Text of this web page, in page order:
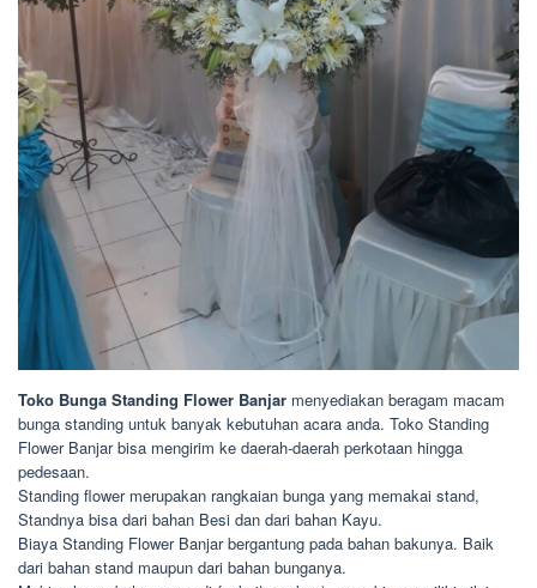
Toko Bunga Standing Flower Banjar menyediakan beragam macam
bunga standing untuk banyak kebutuhan acara anda. Toko Standing
Flower Banjar bisa mengirim ke daerah-daerah perkotaan hingga
pedesaan.
Standing flower merupakan rangkaian bunga yang memakai stand,
Standnya bisa dari bahan Besi dan dari bahan Kayu.
Biaya Standing Flower Banjar bergantung pada bahan bakunya. Baik
dari bahan stand maupun dari bahan bunganya.